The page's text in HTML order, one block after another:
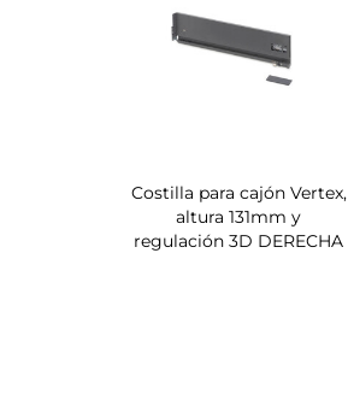
Costilla para cajón Vertex,
altura 131mm y
regulación 3D DERECHA